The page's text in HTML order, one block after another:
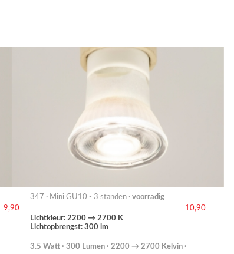
9,90
347 · Mini GU10 - 3 standen · voorradig
10,90
Lichtkleur: 2200 → 2700 K
Lichtopbrengst: 300 lm
3.5 Watt · 300 Lumen · 2200 → 2700 Kelvin ·